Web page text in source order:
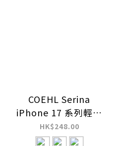
COEHL Serina
iPhone 17 系列輕薄
液態矽膠磁吸手機殼
(附腕帶)
HK$248.00